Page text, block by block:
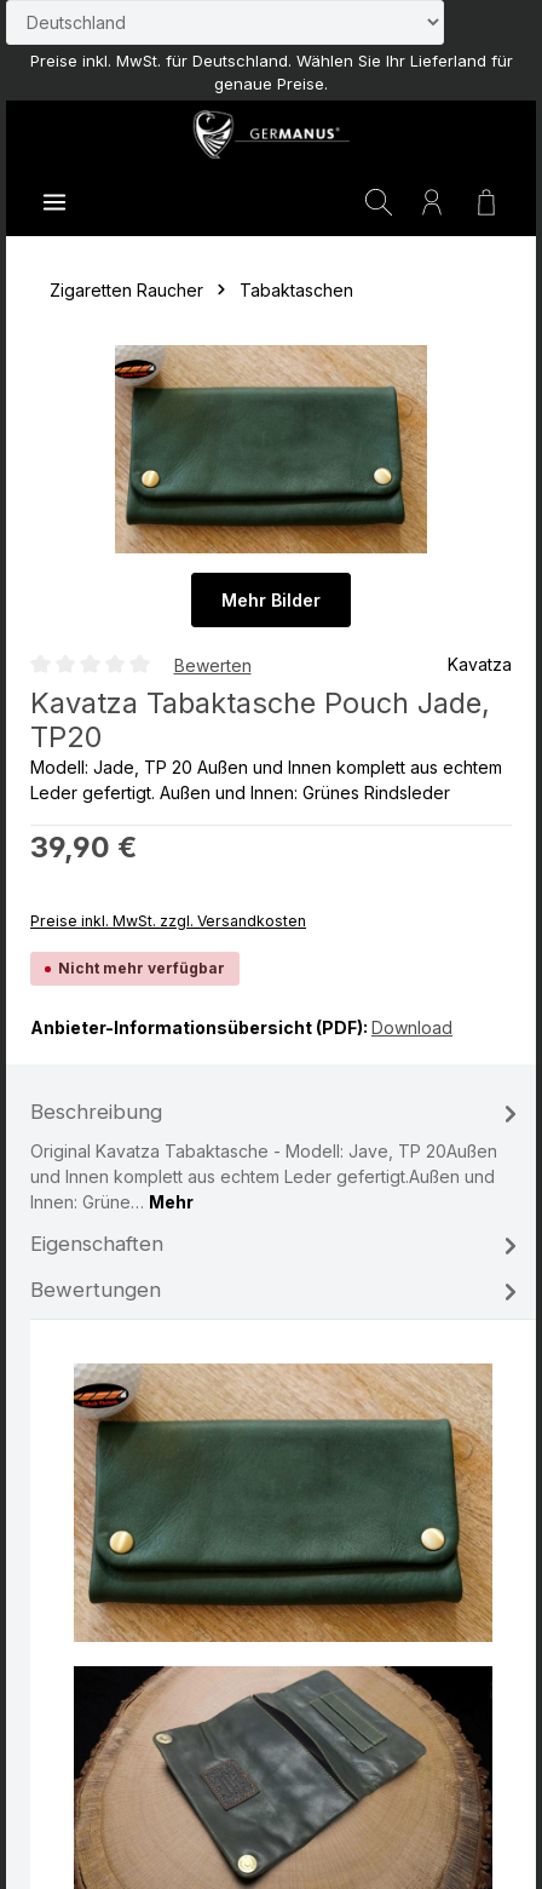
Zum Hauptinhalt springen
Preise inkl. MwSt. für Deutschland. Wählen Sie Ihr Lieferland für
genaue Preise.
Zigaretten Raucher Tabaktaschen
Mehr Bilder
Durchschnittliche Bewertung von 0 von 5 Sternen
Bewerten Kavatza
Kavatza Tabaktasche Pouch Jade,
TP20
Modell: Jade, TP 20 Außen und Innen komplett aus echtem
Leder gefertigt. Außen und Innen: Grünes Rindsleder
Regulärer Preis:
39,90 €
Preise inkl. MwSt. zzgl. Versandkosten
Nicht mehr verfügbar
Anbieter-Informationsübersicht (PDF): Download
Beschreibung
Original Kavatza Tabaktasche - Modell: Jave, TP 20Außen
und Innen komplett aus echtem Leder gefertigt.Außen und
Innen: Grüne… Mehr
Eigenschaften
Bewertungen